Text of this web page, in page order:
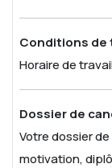
Conditions de
Horaire de
Dossier de
Votre dossier
motivation,